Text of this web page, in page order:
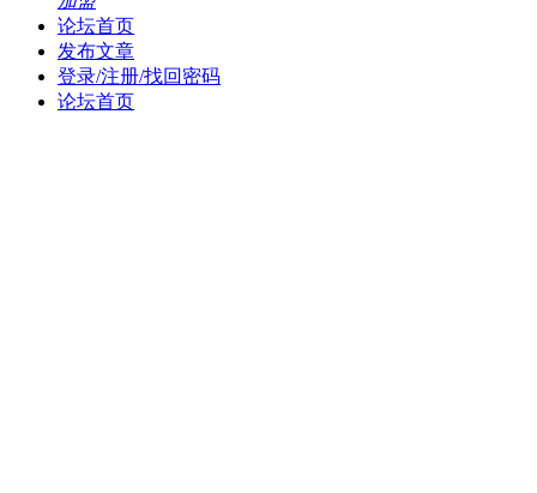
论坛首页
发布文章
登录/注册/找回密码
论坛首页